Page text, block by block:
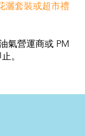
灑套裝或超市禮
氣營運商或 PM
。